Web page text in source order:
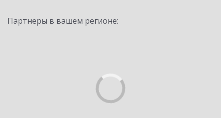
Партнеры в вашем регионе: